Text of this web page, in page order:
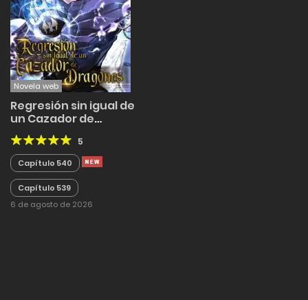
Novela web
Regresión sin igual de
un Cazador de
Dragones
5
Capítulo 540
Capítulo 539
6 de agosto de 2026